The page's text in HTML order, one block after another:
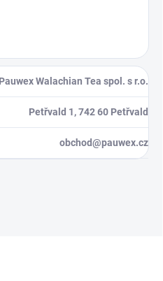
Pauwex Walachian Tea spol. s r.o.
Petřvald 1, 742 60 Petřvald
obchod@pauwex.cz